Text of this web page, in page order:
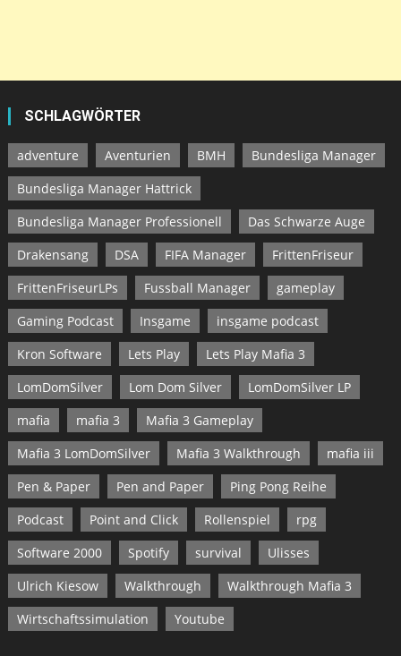
SCHLAGWÖRTER
adventure Aventurien BMH
Bundesliga Manager
Bundesliga Manager Hattrick
Bundesliga Manager Professionell
Das Schwarze Auge
Drakensang
DSA FIFA Manager
FrittenFriseur
FrittenFriseurLPs
Fussball Manager
gameplay
Gaming Podcast
Insgame
insgame podcast
Kron Software
Lets Play
Lets Play Mafia 3
LomDomSilver
Lom Dom Silver
LomDomSilver LP
mafia
mafia 3
Mafia 3 Gameplay
Mafia 3 LomDomSilver
Mafia 3 Walkthrough
mafia iii
Pen & Paper
Pen and Paper
Ping Pong Reihe
Podcast
Point and Click Rollenspiel
rpg
Software 2000
Spotify survival
Ulisses
Ulrich Kiesow
Walkthrough
Walkthrough Mafia 3
Wirtschaftssimulation
Youtube